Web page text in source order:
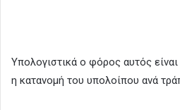
Υπολογιστικά ο φόρος αυτός
η κατανομή του υπολοίπου ανά